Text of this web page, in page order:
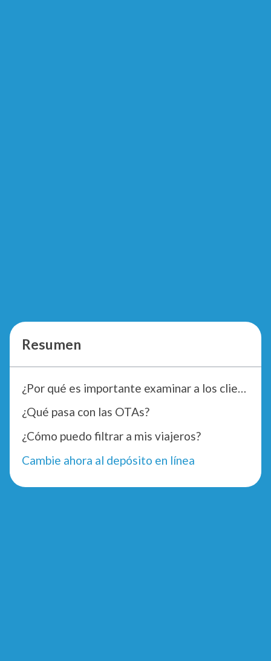
Resumen
¿Por qué es importante examinar a los clientes?
¿Qué pasa con las OTAs?
¿Cómo puedo filtrar a mis viajeros?
Cambie ahora al depósito en línea